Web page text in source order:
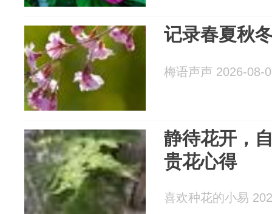
记录春夏秋
梅语声声 2026-08-
静待花开，
贵花心得
喜欢种花的小易